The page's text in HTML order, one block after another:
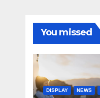
You missed
DISPLAY NEWS